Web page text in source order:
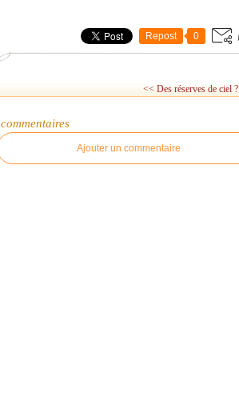
Repost 0
<< Des réserves de ciel ?
commentaires
Ajouter un commentaire